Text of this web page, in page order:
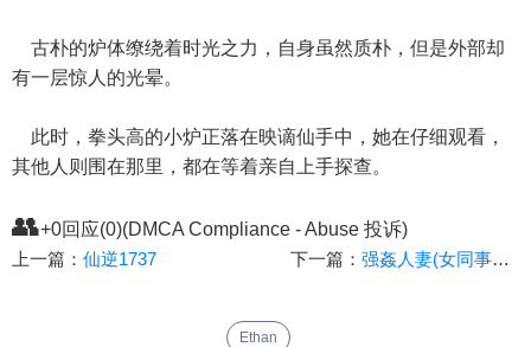
古朴的炉体缭绕着时光之力，自身虽然质朴，但是外部却
有一层惊人的光晕。
此时，拳头高的小炉正落在映谪仙手中，她在仔细观看，
其他人则围在那里，都在等着亲自上手探查。
👥+0回应(0)(DMCA Compliance - Abuse 投诉)
上一篇： 仙逆1737 下一篇：强姦人妻(女同事编下)
Ethan